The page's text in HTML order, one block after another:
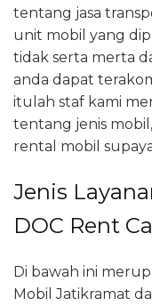
tentang jasa
unit mobil yang
tidak serta merta
anda dapat
itulah staf kami
tentang jenis
rental mobil
Jenis
DOC Rent
Di bawah ini
Mobil Jatikramat